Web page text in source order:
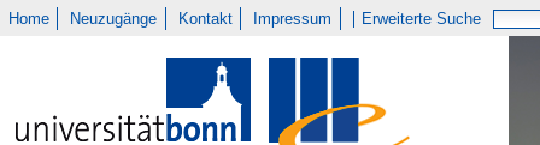
Home Neuzugänge Kontakt Impressum Erweiterte Suche